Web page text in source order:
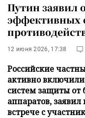
Путин заявил
эффективных
12 июня 2026, 17:38
Российские
активно
систем защиты от
аппаратов,
встрече с